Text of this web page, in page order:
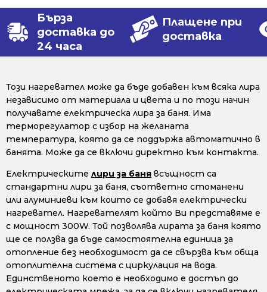
Бърза
доставка до
24 часа
Плащене при
доставка
Този нагревател може да бъде добавен към всяка лира
независимо от материала и цвета и по този начин
получавате електрическа лира за баня. Има
терморегулатор с избор на желаната
температура, която да се поддържа автоматично в
банята. Може да се включи директно към контакта.
Електрическите лири за баня всъщност са
стандартни лири за баня, съответно стоманени
или алуминиеви към които се добавя електрически
нагревател. Нагревателят който Ви представяме е
с мощност 300W. Той позволява лирата за баня която
ще се ползва да бъде самостоятелна единица за
отопление без необходимост да се свързва към обща
отоплителна система с циркулация на вода.
Единственото което е необходимо е достъп до